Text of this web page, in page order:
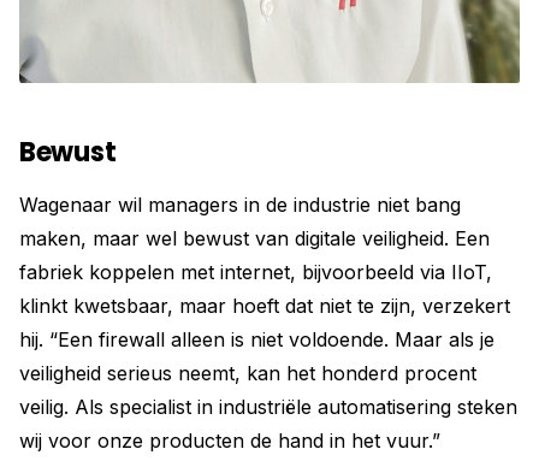
Bewust
Wagenaar wil managers in de industrie niet bang
maken, maar wel bewust van digitale veiligheid. Een
fabriek koppelen met internet, bijvoorbeeld via IIoT,
klinkt kwetsbaar, maar hoeft dat niet te zijn, verzekert
hij. “Een firewall alleen is niet voldoende. Maar als je
veiligheid serieus neemt, kan het honderd procent
veilig. Als specialist in industriële automatisering steken
wij voor onze producten de hand in het vuur.”